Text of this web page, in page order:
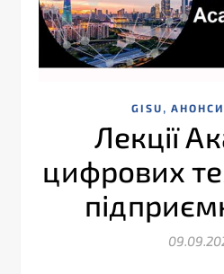
GISU ,
Лекції
цифрових